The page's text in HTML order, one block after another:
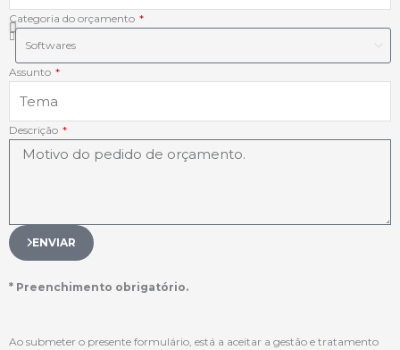
Categoria do orçamento
Assunto
Descrição
ENVIAR
* Preenchimento obrigatório.
Ao submeter o presente formulário, está a aceitar a gestão e tratamento